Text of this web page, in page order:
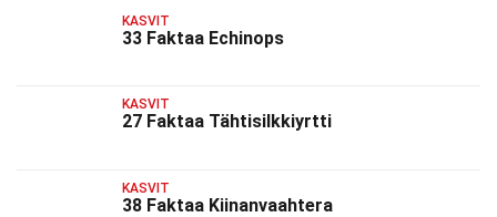
KASVIT
33 Faktaa Echinops
KASVIT
27 Faktaa Tähtisilkkiyrtti
KASVIT
38 Faktaa Kiinanvaahtera